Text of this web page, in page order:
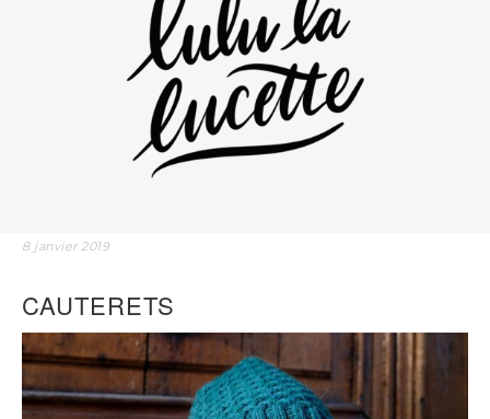
8 janvier 2019
CAUTERETS